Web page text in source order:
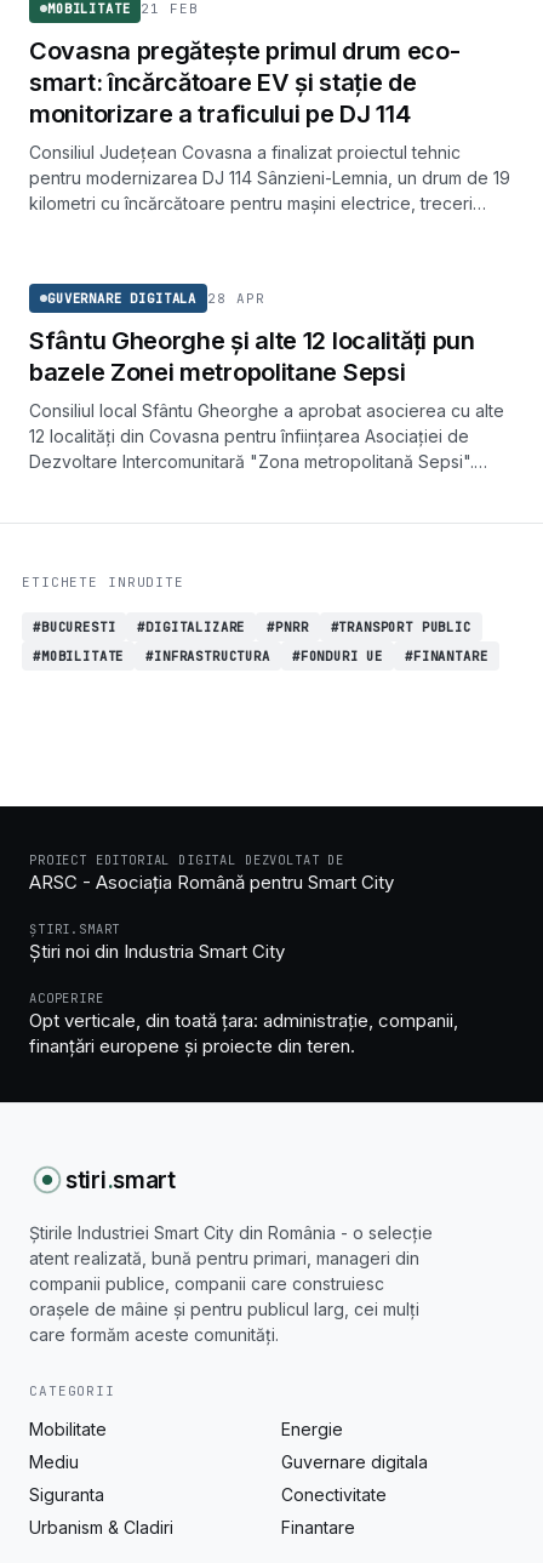
MOBILITATE 21 FEB
Covasna pregătește primul drum eco-
smart: încărcătoare EV și stație de
monitorizare a traficului pe DJ 114
Consiliul Județean Covasna a finalizat proiectul tehnic
pentru modernizarea DJ 114 Sânzieni-Lemnia, un drum de 19
kilometri cu încărcătoare pentru mașini electrice, treceri
GUVERNARE DIGITALA 28 APR
Sfântu Gheorghe și alte 12 localități pun
bazele Zonei metropolitane Sepsi
Consiliul local Sfântu Gheorghe a aprobat asocierea cu alte
12 localități din Covasna pentru înființarea Asociației de
Dezvoltare Intercomunitară "Zona metropolitană Sepsi".
ETICHETE INRUDITE
#BUCURESTI #DIGITALIZARE #PNRR
#TRANSPORT PUBLIC
#MOBILITATE
#INFRASTRUCTURA #FONDURI UE #FINANTARE
PROIECT EDITORIAL DIGITAL DEZVOLTAT DE
ARSC - Asociația Română pentru Smart City
ȘTIRI.SMART
Știri noi din Industria Smart City
ACOPERIRE
Opt verticale, din toată țara: administrație, companii,
finanțări europene și proiecte din teren.
stiri.smart
Știrile Industriei Smart City din România - o selecție
atent realizată, bună pentru primari, manageri din
companii publice, companii care construiesc
orașele de mâine și pentru publicul larg, cei mulți
care formăm aceste comunități.
CATEGORII
Mobilitate
Energie
Mediu
Guvernare digitala
Siguranta
Conectivitate
Urbanism & Cladiri
Finantare